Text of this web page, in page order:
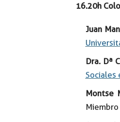
16.20h
Juan
Dra. Dª
Sociales
Montse
Miembro